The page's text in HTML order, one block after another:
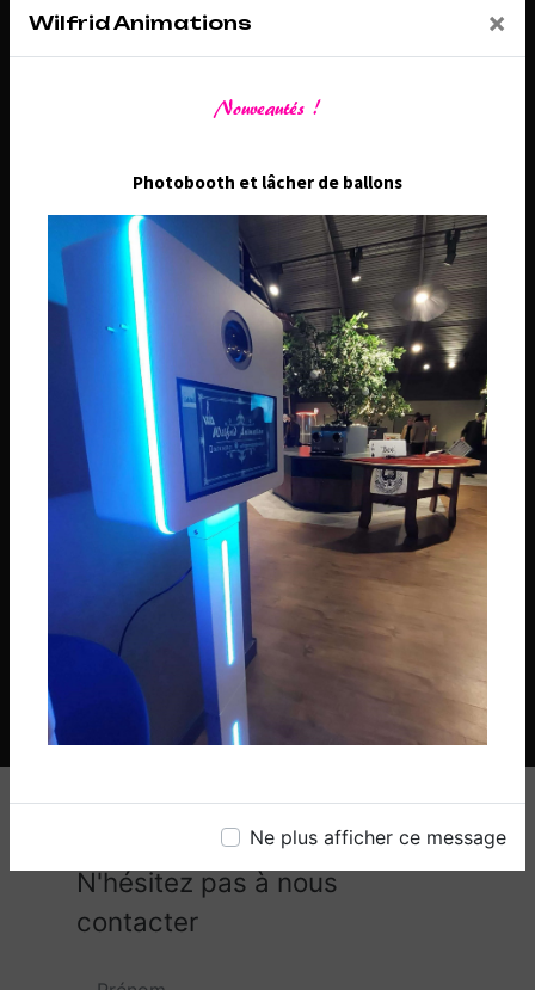
Wilfrid Animations ×
Nouveautés !
Photobooth et lâcher de ballons
Ne plus afficher ce message
26 Route de Châtenoy, 45530 Sury-aux-Bois
Téléphone
06 74 14 59 01
Email
wilfridanimation@orange.fr
N'hésitez pas à nous
contacter